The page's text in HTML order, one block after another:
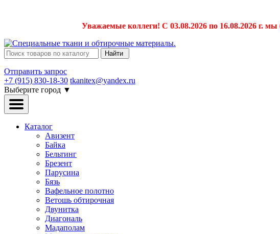
Уважаемые коллеги! С 03.08.2026 по 16.08.2026 г. мы
Найти
Отправить запрос
+7 (915) 830-18-30 tkanitex@yandex.ru
Выберите город ▼
Каталог
Авизент
Байка
Бельтинг
Брезент
Парусина
Бязь
Вафельное полотно
Ветошь обтирочная
Двунитка
Диагональ
Мадаполам